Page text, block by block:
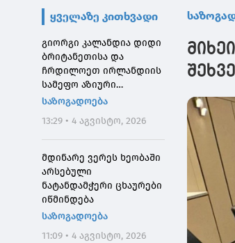
ყველაზე კითხვადი
გიორგი კალანდია დიდი
ბრიტანეთისა და
ჩრდილოეთ ირლანდიის
სამეფო აზიური
საზოგადოების
საზოგადოება
13:29 • 4 აგვისტო, 2026
მდინარე ვერეს ხეობაში
არსებული
ნატანდამჭერი ცხაურები
იწმინდება
საზოგადოება
11:09 • 4 აგვისტო, 2026